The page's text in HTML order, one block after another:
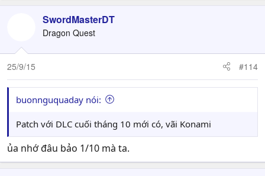
SwordMasterDT
Dragon Quest
25/9/15 #114
buonnguquaday nói:
Patch với DLC cuối tháng 10 mới có, vãi Konami
ủa nhớ đâu bảo 1/10 mà ta.